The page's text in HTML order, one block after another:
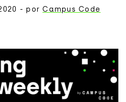
- porCampus Code